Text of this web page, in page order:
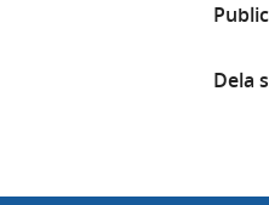
Dela